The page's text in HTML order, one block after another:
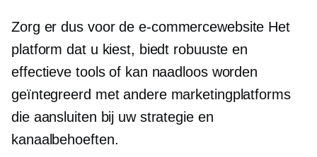
Zorg er dus voorde e-commercewebsite Het
platform dat u kiest, biedt robuuste en
effectieve tools of kan naadloos worden
geïntegreerd met andere marketingplatforms
die aansluiten bij uw strategie en
kanaalbehoeften.